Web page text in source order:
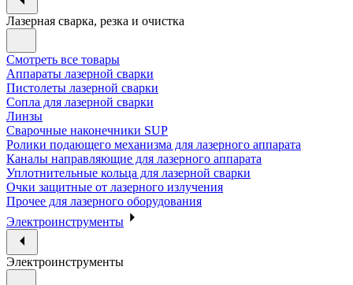
Лазерная сварка, резка и очистка
Смотреть все товары
Аппараты лазерной сварки
Пистолеты лазерной сварки
Сопла для лазерной сварки
Линзы
Сварочные наконечники SUP
Ролики подающего механизма для лазерного аппарата
Каналы направляющие для лазерного аппарата
Уплотнительные кольца для лазерной сварки
Очки защитные от лазерного излучения
Прочее для лазерного оборудования
Электроинструменты
Электроинструменты